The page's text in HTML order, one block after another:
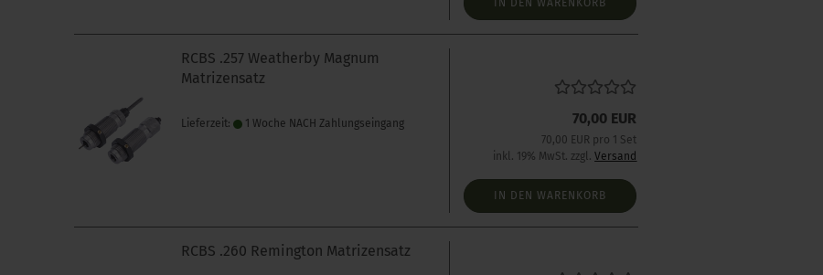
IN DEN WARENKORB
RCBS .257 Weatherby Magnum
Matrizensatz
Lieferzeit: 1 Woche NACH Zahlungseingang 70,00 EUR
70,00 EUR pro 1 Set
inkl. 19% MwSt. zzgl.Versand
IN DEN WARENKORB
RCBS .260 Remington Matrizensatz